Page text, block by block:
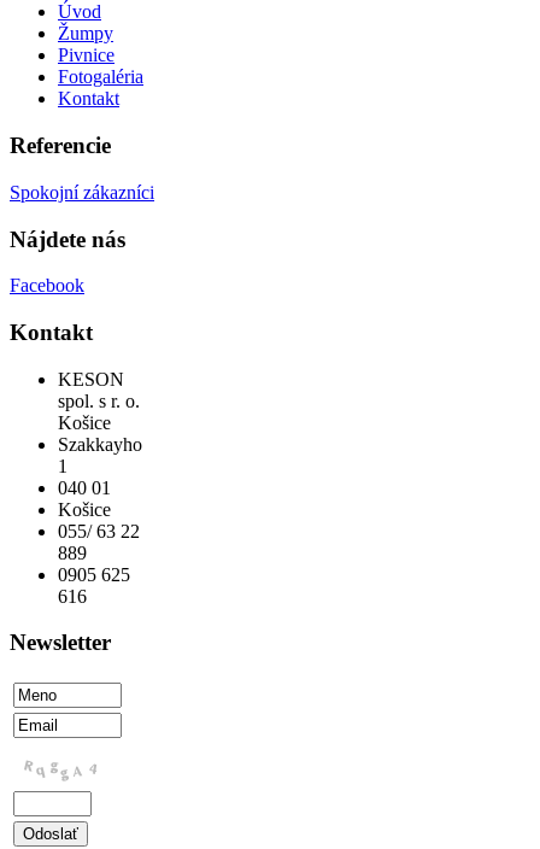
Úvod
Žumpy
Pivnice
Fotogaléria
Kontakt
Referencie
Spokojní zákazníci
Nájdete nás
Facebook
Kontakt
KESON
spol. s r. o.
Košice
Szakkayho
1
040 01
Košice
055/ 63 22
889
0905 625
616
Newsletter